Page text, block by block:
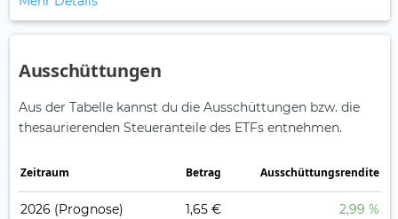
Ausschüttungen
Aus der Tabelle kannst du die Ausschüttungen bzw. die
thesaurierenden Steueranteile des ETFs entnehmen.
Zeitraum Betrag Ausschüttungsrendite
2026 (Prognose) 1,65 € 2,99 %